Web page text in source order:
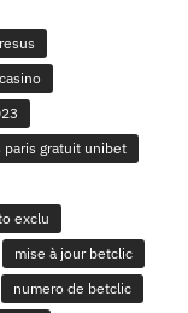
gratuit unibet
exclu
mise à jour betclic
numero de betclic